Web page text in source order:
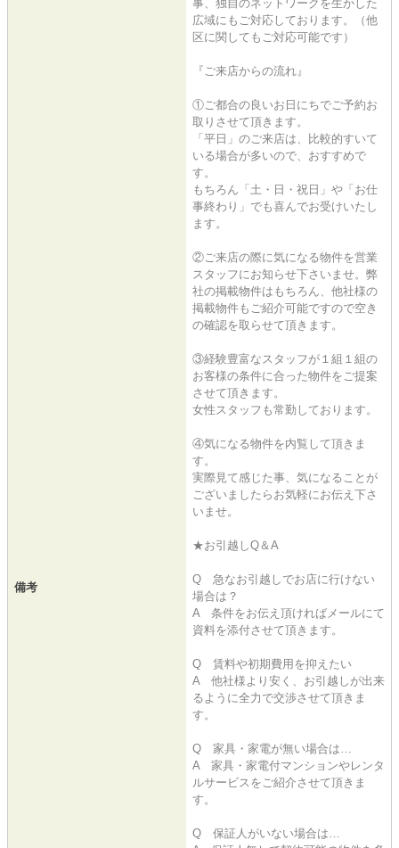
備考
事、独自のネットワークを生かした
広域にもご対応しております。（他
区に関してもご対応可能です）
『ご来店からの流れ』
①ご都合の良いお日にちでご予約お
取りさせて頂きます。
「平日」のご来店は、比較的すいて
いる場合が多いので、おすすめで
す。
もちろん「土・日・祝日」や「お仕
事終わり」でも喜んでお受けいたし
ます。
②ご来店の際に気になる物件を営業
スタッフにお知らせ下さいませ。弊
社の掲載物件はもちろん、他社様の
掲載物件もご紹介可能ですので空き
の確認を取らせて頂きます。
③経験豊富なスタッフが１組１組の
お客様の条件に合った物件をご提案
させて頂きます。
女性スタッフも常勤しております。
④気になる物件を内覧して頂きま
す。
実際見て感じた事、気になることが
ございましたらお気軽にお伝え下さ
いませ。
★お引越しQ＆A
Q 急なお引越しでお店に行けない
場合は？
A 条件をお伝え頂ければメールにて
資料を添付させて頂きます。
Q 賃料や初期費用を抑えたい
A 他社様より安く、お引越しが出来
るように全力で交渉させて頂きま
す。
Q 家具・家電が無い場合は…
A 家具・家電付マンションやレンタ
ルサービスをご紹介させて頂きま
す。
Q 保証人がいない場合は…